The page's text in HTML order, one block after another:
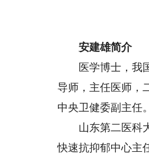
安建雄简介
医学博士，我国
导师，主任医师，
中央卫健委副主任。
山东第二医科大
快速抗抑郁中心主